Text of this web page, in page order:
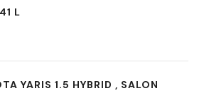
L
YARIS 1.5 HYBRID , SALON